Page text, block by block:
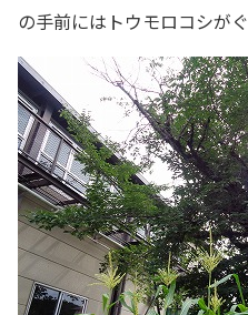
の手前にはトウモロコシが